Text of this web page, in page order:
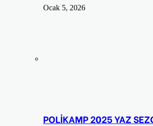
Ocak 5, 2026
POLİKAMP 2025 YAZ